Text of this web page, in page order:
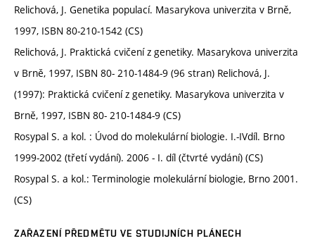
Relichová, J. Genetika populací. Masarykova univerzita v Brně,
1997, ISBN 80-210-1542 (CS)
Relichová, J. Praktická cvičení z genetiky. Masarykova univerzita
v Brně, 1997, ISBN 80- 210-1484-9 (96 stran) Relichová, J.
(1997): Praktická cvičení z genetiky. Masarykova univerzita v
Brně, 1997, ISBN 80- 210-1484-9 (CS)
Rosypal S. a kol. : Úvod do molekulární biologie. I.-IVdíl. Brno
1999-2002 (třetí vydání). 2006 - I. díl (čtvrté vydání) (CS)
Rosypal S. a kol.: Terminologie molekulární biologie, Brno 2001.
(CS)
ZAŘAZENÍ PŘEDMĚTU VE STUDIJNÍCH PLÁNECH